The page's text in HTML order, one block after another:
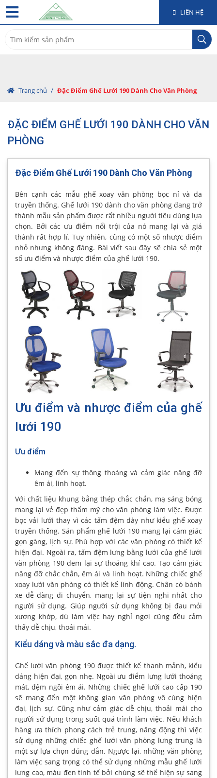
LIÊN HỆ
for:
Trang chủ / Đặc Điểm Ghế Lưới 190 Dành Cho Văn Phòng
ĐẶC ĐIỂM GHẾ LƯỚI 190 DÀNH CHO VĂN
PHÒNG
Đặc Điểm Ghế Lưới 190 Dành Cho Văn Phòng
Bên cạnh các mẫu ghế xoay văn phòng bọc nỉ và da
truyền thống. Ghế lưới 190 dành cho văn phòng đang trở
thành mẫu sản phẩm được rất nhiều người tiêu dùng lựa
chọn. Bởi các ưu điểm nổi trội của nó mang lại và giá
thành rất hợp lí. Tuy nhiên, cũng có một số nhược điểm
nhỏ nhưng không đáng. Bài viết sau đây sẽ chia sẻ một
số ưu điểm và nhược điểm của ghế lưới 190.
Ưu điểm và nhược điểm của ghế
lưới 190
Ưu điểm
Mang đến sự thông thoáng và cảm giác nâng đỡ
êm ái, linh hoạt.
Với chất liệu khung bằng thép chắc chắn, mạ sáng bóng
mang lại vẻ đẹp thẩm mỹ cho văn phòng làm việc. Được
bọc vải lưới thay vì các tấm đệm dày như kiểu ghế xoay
truyền thống. Sản phẩm ghế lưới 190 mang lại cảm giác
gọn gàng, lịch sự. Phù hợp với các văn phòng có thiết kế
hiện đại. Ngoài ra, tấm đệm lưng bằng lưới của ghế lưới
văn phòng 190 đem lại sự thoáng khí cao. Tạo cảm giác
nâng đỡ chắc chắn, êm ái và linh hoạt. Những chiếc ghế
xoay lưới văn phòng có thiết kế linh động. Chân có bánh
xe dễ dàng di chuyển, mang lại sự tiện nghi nhất cho
người sử dụng. Giúp người sử dụng không bị đau mỏi
xương khớp, dù làm việc hay nghỉ ngơi cũng đều cảm
thấy dễ chịu, thoải mái.
Kiểu dáng và màu sắc đa dạng.
Ghế lưới văn phòng 190 được thiết kế thanh mảnh, kiểu
dáng hiện đại, gọn nhẹ. Ngoài ưu điểm lưng lưới thoáng
mát, đệm ngồi êm ái. Những chiếc ghế lưới cao cấp 190
sẽ mang đến một không gian văn phòng vô cùng hiện
đại, lịch sự. Cũng như cảm giác dễ chịu, thoải mái cho
người sử dụng trong suốt quá trình làm việc. Nếu khách
hàng ưa thích phong cách trẻ trung, năng động thì việc
sử dụng những chiếc ghế lưới văn phòng lưng trung là
một sự lựa chọn đúng đắn. Ngược lại, những văn phòng
làm việc sang trọng có thể sử dụng những mẫu ghế lưới
lưng cao, màu đen tinh tế bởi chúng sẽ thể hiện sự sang